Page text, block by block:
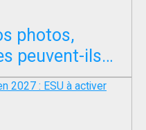
photos,
peuvent-ils
?